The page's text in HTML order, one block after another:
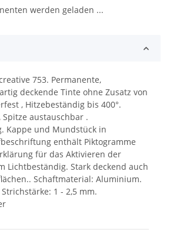
werden geladen ...
753. Permanente,
deckende Tinte ohne Zusatz von
, Hitzebeständig bis 400°.
Spitze austauschbar .
Kappe und Mundstück in
enthält Piktogramme
für das Aktivieren der
Lichtbeständig. Stark deckend auch
Schaftmaterial: Aluminium.
1 - 2,5 mm.